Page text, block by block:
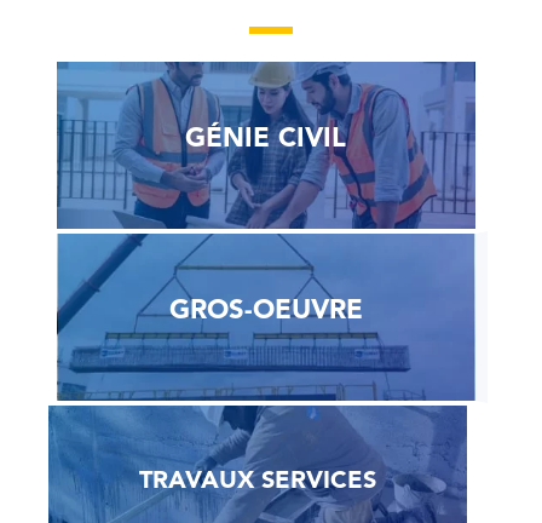
GÉNIE CIVIL
GROS-OEUVRE
TRAVAUX SERVICES